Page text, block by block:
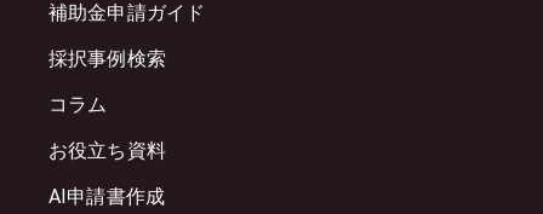
補助金申請ガイド
採択事例検索
コラム
お役立ち資料
AI申請書作成